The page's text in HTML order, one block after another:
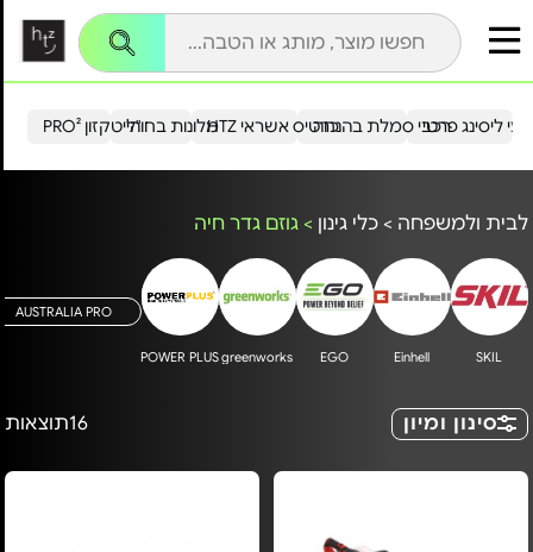
הייטקזון PRO²מלונות בחו"ל כרטיס אשראי HTZ ליסינג פרטירכבי סמלת בהנחה
לבית ולמשפחה > כלי גינון > גוזם גדר חיה
SKIL
Einhell
EGO
greenworks
POWER PLUS
AUSTRALIA PRO
סינון ומיון 16תוצאות